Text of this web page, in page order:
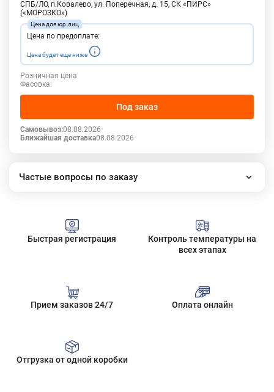
СПБ/ЛО, п.Ковалево, ул. Поперечная, д. 15, СК «ПИРС»
(«МОРОЗКО»)
Цена по предоплате:
Цена будет еще ниже
Розничная цена
Фасовка:
Под заказ
Самовывоз:08.08.2026
Ближайшая доставка08.08.2026
Частые вопросы по заказу
Сколько стоит доставка?
Все вопросы
Быстрая регистрация
Контроль температуры на
всех этапах
Прием заказов 24/7 Оплата онлайн
Отгрузка от одной коробки